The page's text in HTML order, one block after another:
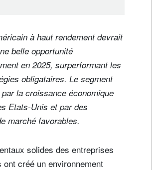
à haut rendement devrait
belle opportunité
en 2025, surperformant les
obligataires. Le segment
la croissance économique
Etats-Unis et par des
marché favorables.
solides des entreprises
ont créé un environnement